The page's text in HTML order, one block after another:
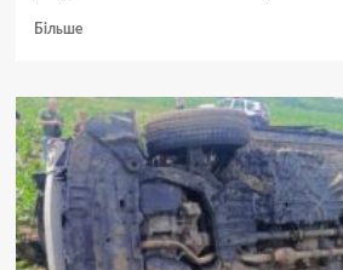
БільшеДокладніше
Польщі
різко
висловились
про
Україну:
погіршення
відносин
через